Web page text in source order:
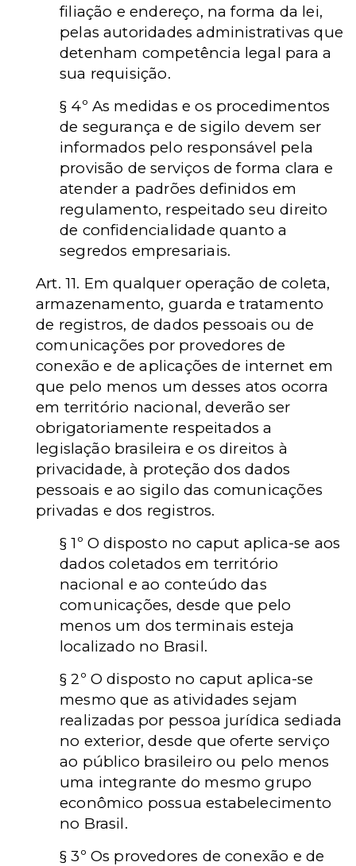
filiação e endereço, na forma da lei,
pelas autoridades administrativas que
detenham competência legal para a
sua requisição.
§ 4º As medidas e os procedimentos
de segurança e de sigilo devem ser
informados pelo responsável pela
provisão de serviços de forma clara e
atender a padrões definidos em
regulamento, respeitado seu direito
de confidencialidade quanto a
segredos empresariais.
Art. 11. Em qualquer operação de coleta,
armazenamento, guarda e tratamento
de registros, de dados pessoais ou de
comunicações por provedores de
conexão e de aplicações de internet em
que pelo menos um desses atos ocorra
em território nacional, deverão ser
obrigatoriamente respeitados a
legislação brasileira e os direitos à
privacidade, à proteção dos dados
pessoais e ao sigilo das comunicações
privadas e dos registros.
§ 1º O disposto no caput aplica-se aos
dados coletados em território
nacional e ao conteúdo das
comunicações, desde que pelo
menos um dos terminais esteja
localizado no Brasil.
§ 2º O disposto no caput aplica-se
mesmo que as atividades sejam
realizadas por pessoa jurídica sediada
no exterior, desde que oferte serviço
ao público brasileiro ou pelo menos
uma integrante do mesmo grupo
econômico possua estabelecimento
no Brasil.
§ 3º Os provedores de conexão e de